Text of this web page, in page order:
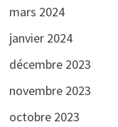
mars 2024
janvier 2024
décembre 2023
novembre 2023
octobre 2023